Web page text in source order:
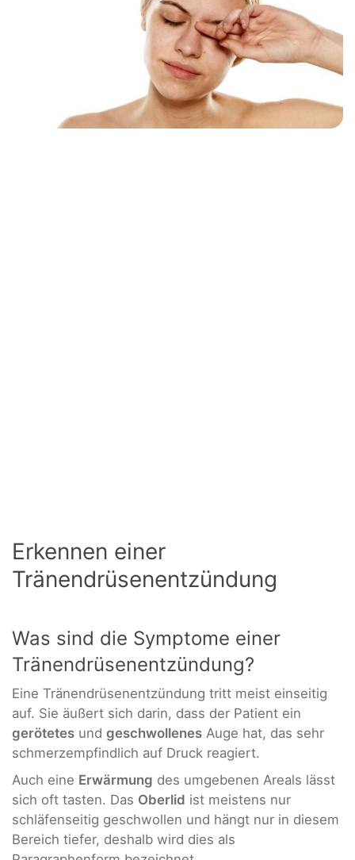
Erkennen einer
Tränendrüsenentzündung
Was sind die Symptome einer
Tränendrüsenentzündung?
Eine Tränendrüsenentzündung tritt meist einseitig
auf. Sie äußert sich darin, dass der Patient ein
gerötetes und geschwollenes Auge hat, das sehr
schmerzempfindlich auf Druck reagiert.
Auch eine Erwärmung des umgebenen Areals lässt
sich oft tasten. Das Oberlid ist meistens nur
schläfenseitig geschwollen und hängt nur in diesem
Bereich tiefer, deshalb wird dies als